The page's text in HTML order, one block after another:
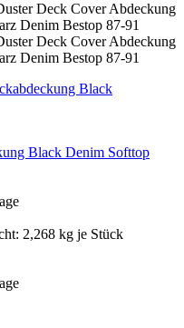
Black Denim Softtop
2,268 kg je Stück